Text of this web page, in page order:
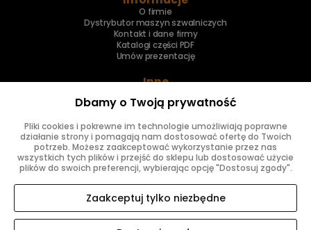
O firmie
Dystrybutor maszyn szwalniczych
Kontakt i dane firmy
Katalogi części PDF
Umów prezentację
Inne
Naprawa maszyn
Znajdziesz nas
Dbamy o Twoją prywatność
Pliki cookies i pokrewne im technologie umożliwiają poprawne
działanie strony i pomagają nam dostosować ofertę do Twoich
potrzeb. Możesz zaakceptować wykorzystanie przez nas
wszystkich tych plików i przejść do sklepu lub dostosować użycie
plików do swoich preferencji, wybierając opcję "Dostosuj zgody".
Zaakceptuj tylko niezbędne